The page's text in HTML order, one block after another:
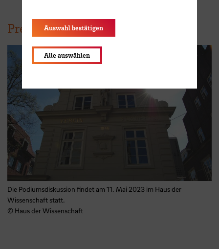
Pressefoto zum Herunterladen
Die Podiumsdiskussion findet am 11. Mai 2023 im Haus der
Wissenschaft statt.
© Haus der Wissenschaft
Auswahl bestätigen
Alle auswählen